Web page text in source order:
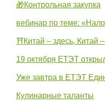
🎁Контрольная закупка
вебинар по теме:
⛩Китай – здесь, Китай
19 октября ЕТЭТ
Уже завтра в ЕТЭТ
Кулинарные таланты